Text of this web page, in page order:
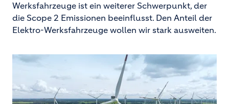
Werksfahrzeuge ist ein weiterer Schwerpunkt, der
die Scope 2 Emissionen beeinflusst. Den Anteil der
Elektro-Werksfahrzeuge wollen wir stark ausweiten.